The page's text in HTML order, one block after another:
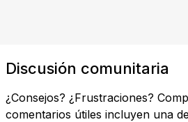
Discusión comunitaria
¿Consejos? ¿Frustraciones?
comentarios útiles incluyen una